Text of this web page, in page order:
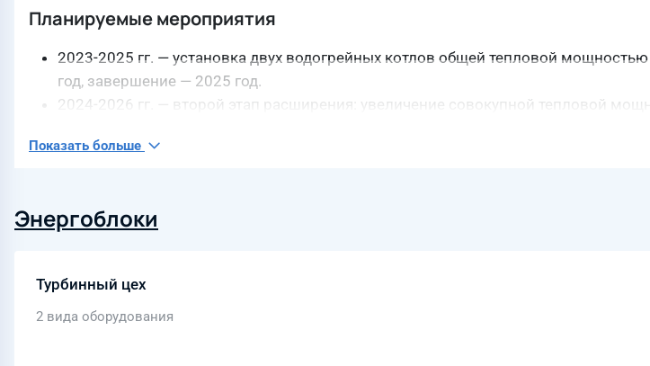
Планируемые мероприятия
2023-2025 гг. — установка двух водогрейных котлов общей тепловой
год, завершение — 2025 год.
2024-2026 гг. — второй этап расширения: увеличение совокупной тепловой
Показать больше
Энергоблоки
Турбинный цех
2 вида оборудования